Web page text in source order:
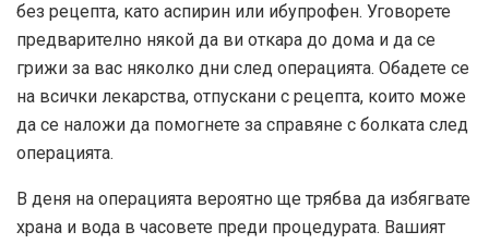
без рецепта, като аспирин или ибупрофен. Уговорете
предварително някой да ви откара до дома и да се
грижи за вас няколко дни след операцията. Обадете се
на всички лекарства, отпускани с рецепта, които може
да се наложи да помогнете за справяне с болката след
операцията.
В деня на операцията вероятно ще трябва да избягвате
храна и вода в часовете преди процедурата. Вашият